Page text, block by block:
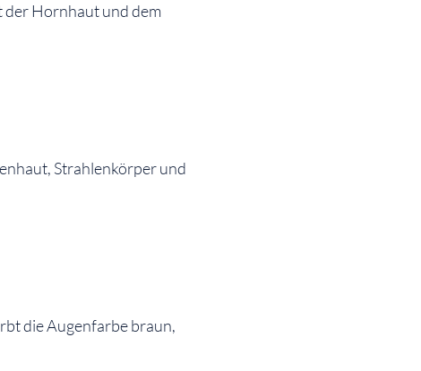
der Hornhaut und dem
Strahlenkörper und
die Augenfarbe braun,